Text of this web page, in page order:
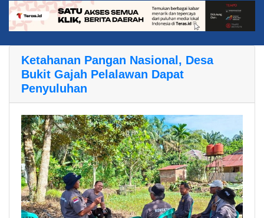
Ketahanan Pangan Nasional, Desa
Bukit Gajah Pelalawan Dapat
Penyuluhan